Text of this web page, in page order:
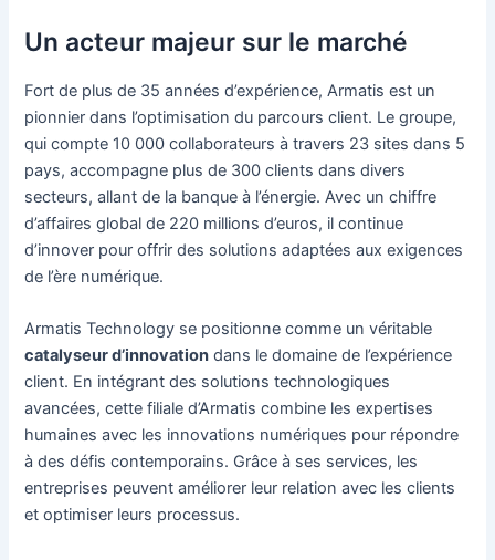
Un acteur majeur sur le marché
Fort de plus de 35 années d’expérience, Armatis est un
pionnier dans l’optimisation du parcours client. Le groupe,
qui compte 10 000 collaborateurs à travers 23 sites dans 5
pays, accompagne plus de 300 clients dans divers
secteurs, allant de la banque à l’énergie. Avec un chiffre
d’affaires global de 220 millions d’euros, il continue
d’innover pour offrir des solutions adaptées aux exigences
de l’ère numérique.
Armatis Technology se positionne comme un véritable
catalyseur d’innovation dans le domaine de l’expérience
client. En intégrant des solutions technologiques
avancées, cette filiale d’Armatis combine les expertises
humaines avec les innovations numériques pour répondre
à des défis contemporains. Grâce à ses services, les
entreprises peuvent améliorer leur relation avec les clients
et optimiser leurs processus.